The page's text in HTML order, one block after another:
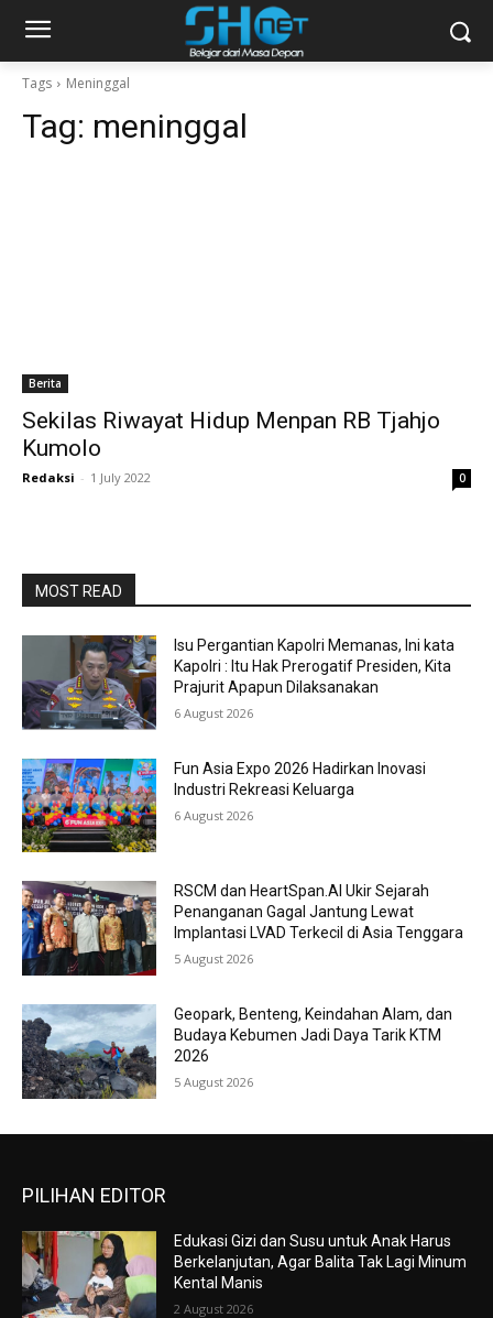
Tags Meninggal
Tag: meninggal
Berita
Sekilas Riwayat Hidup Menpan RB Tjahjo
Kumolo
Redaksi - 1 July 2022 0
MOST READ
Isu Pergantian Kapolri Memanas, Ini kata
Kapolri : Itu Hak Prerogatif Presiden, Kita
Prajurit Apapun Dilaksanakan
6 August 2026
Fun Asia Expo 2026 Hadirkan Inovasi
Industri Rekreasi Keluarga
6 August 2026
RSCM dan HeartSpan.AI Ukir Sejarah
Penanganan Gagal Jantung Lewat
Implantasi LVAD Terkecil di Asia Tenggara
5 August 2026
Geopark, Benteng, Keindahan Alam, dan
Budaya Kebumen Jadi Daya Tarik KTM
2026
5 August 2026
PILIHAN EDITOR
Edukasi Gizi dan Susu untuk Anak Harus
Berkelanjutan, Agar Balita Tak Lagi Minum
Kental Manis
2 August 2026